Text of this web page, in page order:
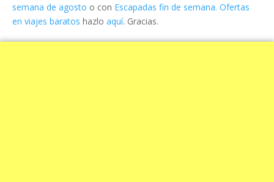
semana de agosto o con Escapadas fin de semana. Ofertas
en viajes baratos hazlo aquí. Gracias.